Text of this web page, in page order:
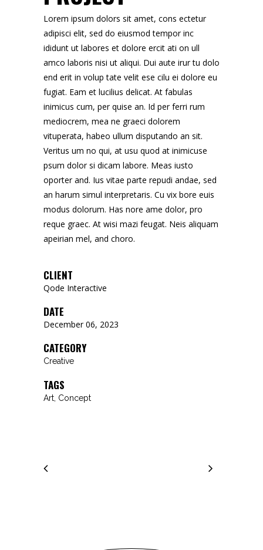
Lorem ipsum dolors sit amet, cons ectetur
adipisci elit, sed do eiusmod tempor inc
ididunt ut labores et dolore ercit ati on ull
amco laboris nisi ut aliqui. Dui aute irur tu dolo
end erit in volup tate velit ese cilu ei dolore eu
fugiat. Eam et lucilius delicat. At fabulas
inimicus cum, per quise an. Id per ferri rum
mediocrem, mea ne graeci dolorem
vituperata, habeo ullum disputando an sit.
Veritus um no qui, at usu quod at inimicuse
psum dolor si dicam labore. Meas iusto
oporter and. Ius vitae parte repudi andae, sed
an harum simul interpretaris. Cu vix bore euis
modus dolorum. Has nore ame dolor, pro
reque graec. At wisi mazi feugat. Neis aliquam
apeirian mel, and choro.
CLIENT
Qode Interactive
DATE
December 06, 2023
CATEGORY
Creative
TAGS
Art, Concept